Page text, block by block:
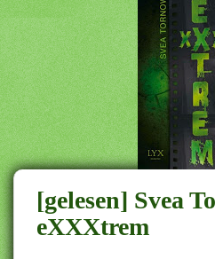
n
c
o
n
t
e
n
t
[gelesen] Svea
eXXXtrem